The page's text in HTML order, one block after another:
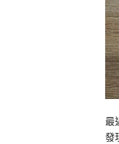
最
發